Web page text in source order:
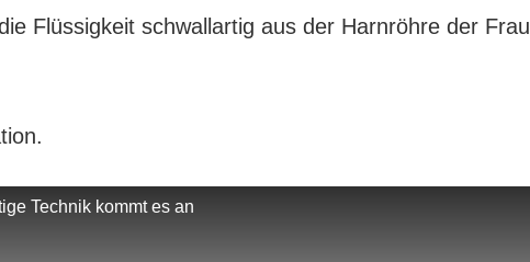
Flüssigkeit schwallartig aus der Harnröhre der Frau
Technik kommt es an